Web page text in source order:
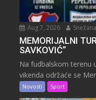
Aug 7, 2026
MEMORIJALNI
SAVKOVIĆ”
Na fudbalskom terenu
vikenda održaće se
Novosti Sport